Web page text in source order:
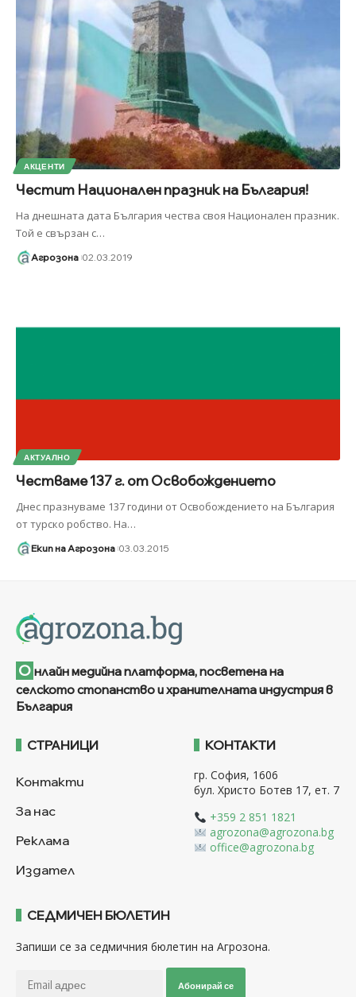
АКЦЕНТИ
Честит Национален празник на България!
На днешната дата България чества своя Национален празник.
Той е свързан с…
Агрозона 02.03.2019
АКТУАЛНО
Честваме 137 г. от Освобождението
Днес празнуваме 137 години от Освобождението на България
от турско робство. На…
Екип на Агрозона 03.03.2015
О нлайн медийна платформа, посветена на
селското стопанство и хранителната индустрия в
България
СТРАНИЦИ
Контакти
За нас
Реклама
Издател
КОНТАКТИ
гр. София, 1606
бул. Христо Ботев 17, ет. 7
+359 2 851 1821
agrozona@agrozona.bg
office@agrozona.bg
СЕДМИЧЕН БЮЛЕТИН
Запиши се за седмичния бюлетин на Агрозона.
Абонирай се